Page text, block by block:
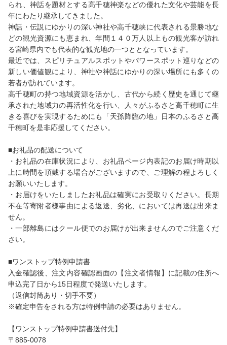
られ、神話を題材とする高千穂神楽などの優れた文化や芸能を長
年にわたり継承してきました。
神話・伝説にゆかりの深い神社や高千穂峡に代表される景勝地な
どの観光資源にも恵まれ、年間１４０万人以上もの観光客が訪れ
る宮崎県内でも代表的な観光地の一つととなっています。
最近では、スピリチュアルスポットやパワースポット巡りなどの
新しい価値観により、神社や神話にゆかりの深い場所にも多くの
若者が訪れています。
高千穂町の持つ地域資源を活かし、古代から続く歴史を通じて継
承された地域力の再活性化を行い、人々がふるさと高千穂町に生
きる喜びを実現するためにも「天孫降臨の地」日本のふるさと高
千穂町を是非応援してください。
■お礼品の配送について
・お礼品の在庫状況により、お礼品ページ内表記のお届け時期以
上に時間を頂戴する場合がございますので、ご理解の程よろしく
お願いいたします。
・お届けをいたしましたお礼品は確実にお受取りください。長期
不在等寄附者様事由による返送、劣化、においては再送は出来ま
せん。
・一部離島にはクール便でのお届けが出来ませんのでご注意くだ
さい。
■ワンストップ特例申請書
入金確認後、注文内容確認画面の【注文者情報】に記載の住所へ
申込完了日から15日程度で発送いたします。
（返信封筒あり・切手不要）
※確定申告をされる方は特例申請の必要はありません。
【ワンストップ特例申請書送付先】
〒885-0078